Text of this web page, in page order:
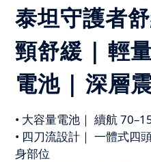
泰坦守護者
頸舒緩 | 輕
電池 | 深層
• 大容量電池｜ 續航
• 四刀流設計｜ 一體式四
身部位